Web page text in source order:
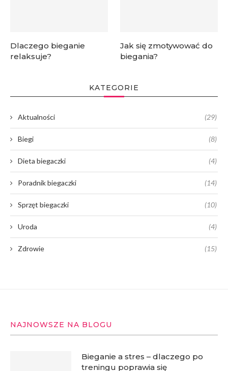
Dlaczego bieganie
relaksuje?
Jak się zmotywować do
biegania?
KATEGORIE
Aktualności (29)
Biegi (8)
Dieta biegaczki (4)
Poradnik biegaczki (14)
Sprzęt biegaczki (10)
Uroda (4)
Zdrowie (15)
NAJNOWSZE NA BLOGU
Bieganie a stres – dlaczego po
treningu poprawia się